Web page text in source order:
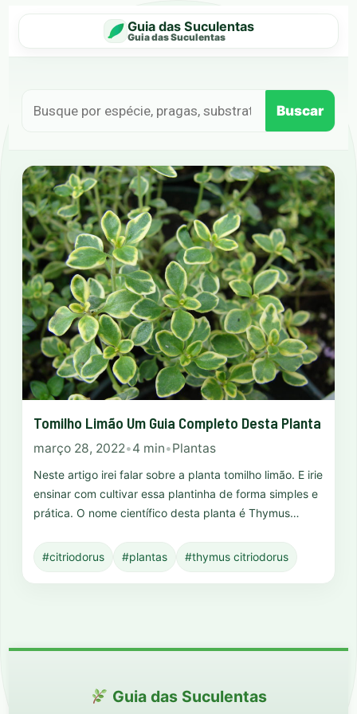
Guia das Suculentas
Guia das Suculentas
Buscar
Tomilho Limão Um Guia Completo Desta Planta
março 28, 2022•4 min•Plantas
Neste artigo irei falar sobre a planta tomilho limão. E irie
ensinar com cultivar essa plantinha de forma simples e
prática. O nome científico desta planta é Thymus…
#citriodorus #plantas #thymus citriodorus
Guia das Suculentas